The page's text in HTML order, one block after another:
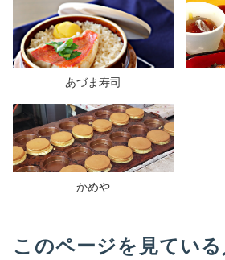
あづま寿司
かめや
このページを見てい